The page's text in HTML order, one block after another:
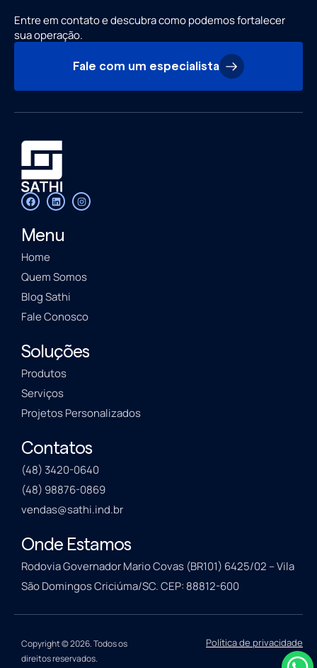
Entre em contato e descubra como podemos fortalecer
sua operação.
Fale com um especialista
Menu
Home
Quem Somos
Blog Sathi
Fale Conosco
Soluções
Produtos
Serviços
Projetos Personalizados
Contatos
(48) 3420-0640
(48) 98876-0869
vendas@sathi.ind.br
Onde Estamos
Rodovia Governador Mario Covas (BR101) 6425/02 – Vila
São Domingos Criciúma/SC. CEP: 88812-600
Copyright © 2026. Todos os
direitos reservados.
Política de privacidade